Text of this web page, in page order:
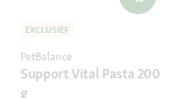
EXCLUSIEF
PetBalance
Support Vital Pasta 200
g